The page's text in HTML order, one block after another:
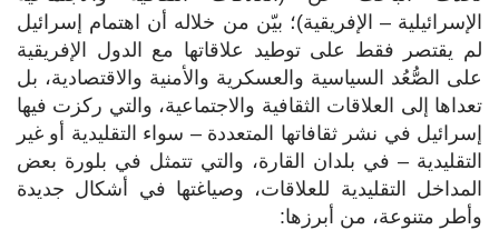
الإسرائيلية – الإفريقية)؛ بيّن من خلاله أن اهتمام إسرائيل
لم يقتصر فقط على توطيد علاقاتها مع الدول الإفريقية
على الصُّعُد السياسية والعسكرية والأمنية والاقتصادية، بل
تعداها إلى العلاقات الثقافية والاجتماعية، والتي ركزت فيها
إسرائيل في نشر ثقافاتها المتعددة – سواء التقليدية أو غير
التقليدية – في بلدان القارة، والتي تتمثل في بلورة بعض
المداخل التقليدية للعلاقات، وصياغتها في أشكال جديدة
وأطر متنوعة، من أبرزها: